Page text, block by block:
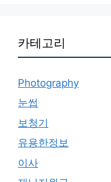
카테고리
Photography
눈썹
보청기
유용한정보
이사